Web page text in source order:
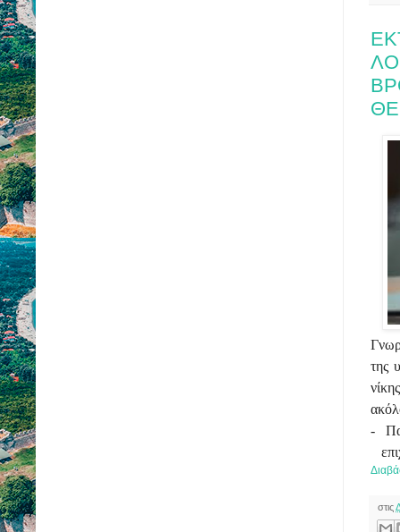
της
-
στις